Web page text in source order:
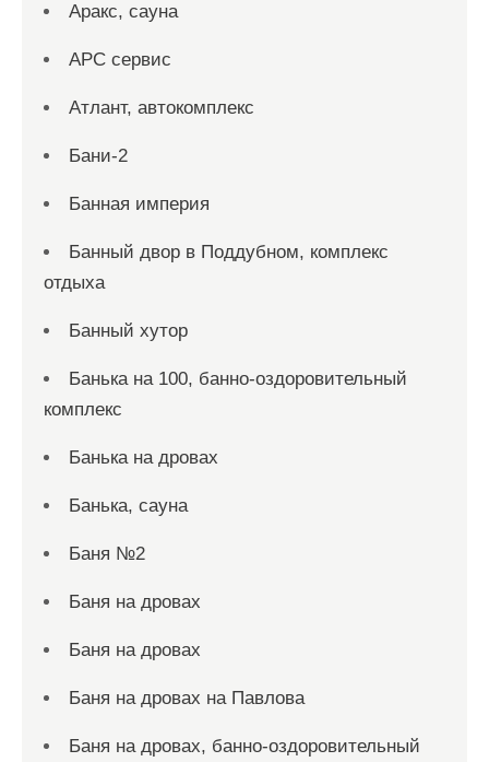
Аракс, сауна
АРС сервис
Атлант, автокомплекс
Бани-2
Банная империя
Банный двор в Поддубном, комплекс
отдыха
Банный хутор
Банька на 100, банно-оздоровительный
комплекс
Банька на дровах
Банька, сауна
Баня №2
Баня на дровах
Баня на дровах
Баня на дровах на Павлова
Баня на дровах, банно-оздоровительный